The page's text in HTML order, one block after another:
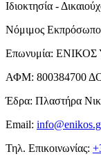
Ιδιοκτησία -
Νόμιμος
Επωνυμία: ΕΝΙΚΟΣ
ΑΦΜ: 800384700
Έδρα: Πλαστήρα
Email:
Τηλ. Επικοινωνίας: